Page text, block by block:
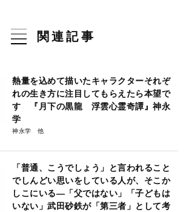
関連記事
熱量を込めて描いたキャラクターそれぞ
れの生き方に注目してもらえたら本望で
す 『月下の黒龍 浮雲心霊奇譚』神永
学
神永学
「普通、こうでしょう」と言われること
でしんどい思いをしている人が、そこか
しこにいる―「父ではない」「子どもは
いない」武田砂鉄が「第三者」として考